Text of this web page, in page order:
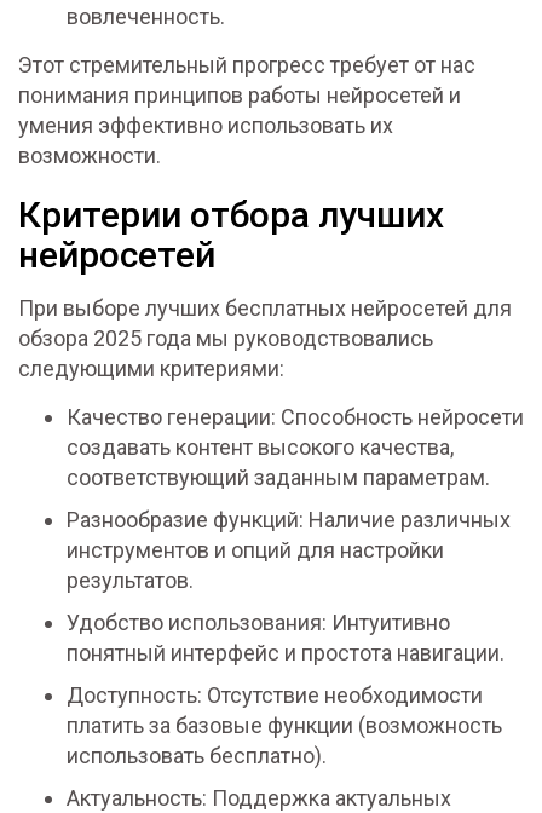
вовлеченность.
Этот стремительный прогресс требует от нас
понимания принципов работы нейросетей и
умения эффективно использовать их
возможности.
Критерии отбора лучших
нейросетей
При выборе лучших бесплатных нейросетей для
обзора 2025 года мы руководствовались
следующими критериями:
Качество генерации: Способность нейросети
создавать контент высокого качества,
соответствующий заданным параметрам.
Разнообразие функций: Наличие различных
инструментов и опций для настройки
результатов.
Удобство использования: Интуитивно
понятный интерфейс и простота навигации.
Доступность: Отсутствие необходимости
платить за базовые функции (возможность
использовать бесплатно).
Актуальность: Поддержка актуальных